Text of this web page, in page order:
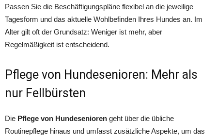
Passen Sie die Beschäftigungspläne flexibel an die jeweilige
Tagesform und das aktuelle Wohlbefinden Ihres Hundes an. Im
Alter gilt oft der Grundsatz: Weniger ist mehr, aber
Regelmäßigkeit ist entscheidend.
Pflege von Hundesenioren: Mehr als
nur Fellbürsten
Die Pflege von Hundesenioren geht über die übliche
Routinepflege hinaus und umfasst zusätzliche Aspekte, um das